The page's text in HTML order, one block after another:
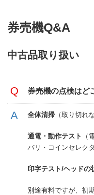
券売機Q&A
中古品取り扱い
券売機の点検はど
全体清掃 （取り切れ
通電・動作テスト
（
バリ・コインセレクタ
印字テスト/ヘッドの
別途有料ですが、初